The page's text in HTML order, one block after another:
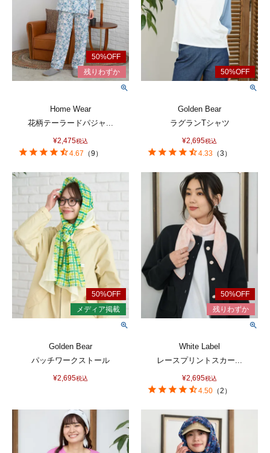
Home Wear
花柄テーラードパジャ...
¥2,475税込
4.67 （9 ）
Golden Bear
ラグランTシャツ
¥2,695税込
4.33 （3 ）
Golden Bear
パッチワークストール
¥2,695税込
White Label
レースプリントスカー...
¥2,695税込
4.50 （2 ）